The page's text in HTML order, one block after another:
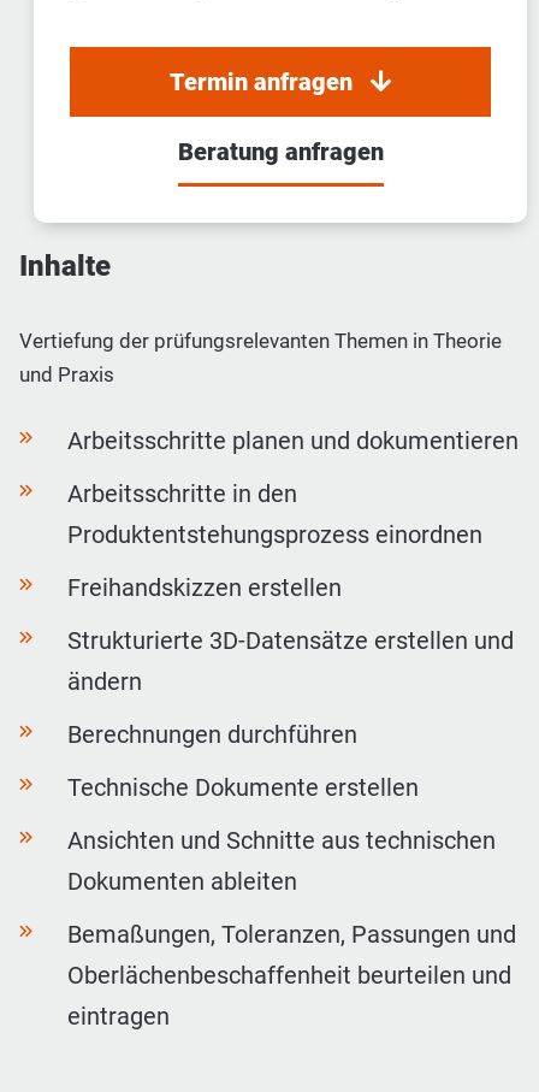
Termin anfragen
Beratung anfragen
Inhalte
Vertiefung der prüfungsrelevanten Themen in Theorie
und Praxis
Arbeitsschritte planen und dokumentieren
Arbeitsschritte in den
Produktentstehungsprozess einordnen
Freihandskizzen erstellen
Strukturierte 3D-Datensätze erstellen und
ändern
Berechnungen durchführen
Technische Dokumente erstellen
Ansichten und Schnitte aus technischen
Dokumenten ableiten
Bemaßungen, Toleranzen, Passungen und
Oberlächenbeschaffenheit beurteilen und
eintragen